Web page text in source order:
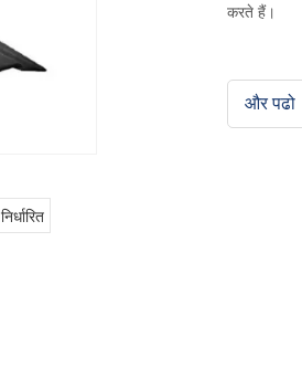
करते हैं।
और पढो
निर्धारित